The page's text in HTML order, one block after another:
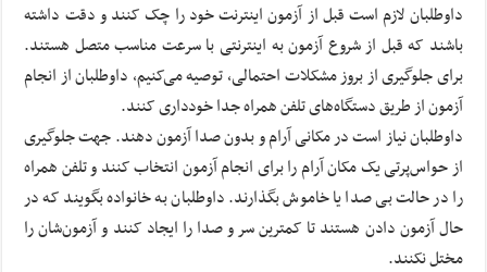
داوطلبان لازم است قبل از آزمون اینترنت خود را چک کنند و دقت داشته
باشند که قبل از شروع آزمون به اینترنتی با سرعت مناسب متصل هستند.
برای جلوگیری از بروز مشکلات احتمالی، توصیه می‌کنیم، داوطلبان از انجام
آزمون از طریق دستگاه‌های تلفن همراه جدا خودداری کنند.
داوطلبان نیاز است در مکانی آرام و بدون صدا آزمون دهند. جهت جلوگیری
از حواس‌پرتی یک مکان آرام را برای انجام آزمون انتخاب کنند و تلفن همراه
را در حالت بی صدا یا خاموش بگذارند. داوطلبان به خانواده بگویند که در
حال آزمون دادن هستند تا کمترین سر و صدا را ایجاد کنند و آزمون‌شان را
مختل نکنند.